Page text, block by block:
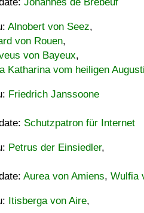
Alnobert von Seez,
von Rouen,
von Bayeux,
Katharina vom heiligen
Friedrich Janssoone
Schutzpatron für Internet
Petrus der Einsiedler,
Aurea von Amiens, Wulfia
Itisberga von Aire,